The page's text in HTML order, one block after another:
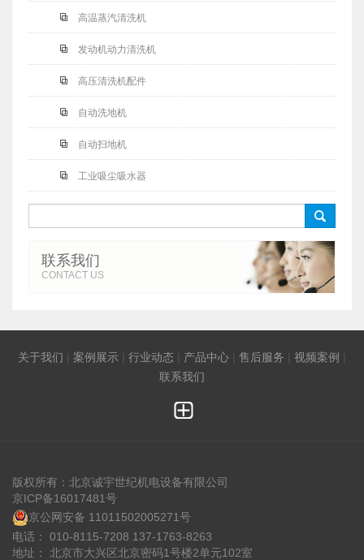
高温蒸汽清洗机
发动机动力清洗机
高压清洗机配件
自动洗地机
自动扫地机
工业吸尘吸水器
󰀧
联系我们
CONTACT US
关于我们 案例展示 行业动态 产品中心 售后服务 视频案例
联系我们

版权所有：北京诚宇世纪机电设备有限公司
京ICP备16017481号
京公网安备 11011502005271号
电话： 010-8115-7208 137-1763-8263
地址： 北京市大兴区北京密码1号楼2单元102室